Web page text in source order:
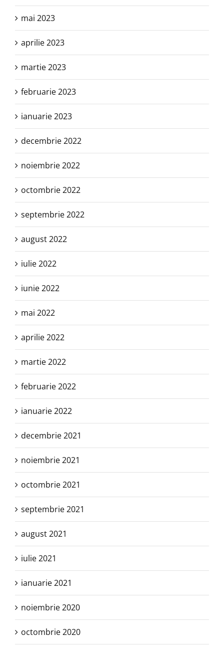
mai 2023
aprilie 2023
martie 2023
februarie 2023
ianuarie 2023
decembrie 2022
noiembrie 2022
octombrie 2022
septembrie 2022
august 2022
iulie 2022
iunie 2022
mai 2022
aprilie 2022
martie 2022
februarie 2022
ianuarie 2022
decembrie 2021
noiembrie 2021
octombrie 2021
septembrie 2021
august 2021
iulie 2021
ianuarie 2021
noiembrie 2020
octombrie 2020